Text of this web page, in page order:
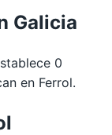
Galicia
0
en Ferrol.